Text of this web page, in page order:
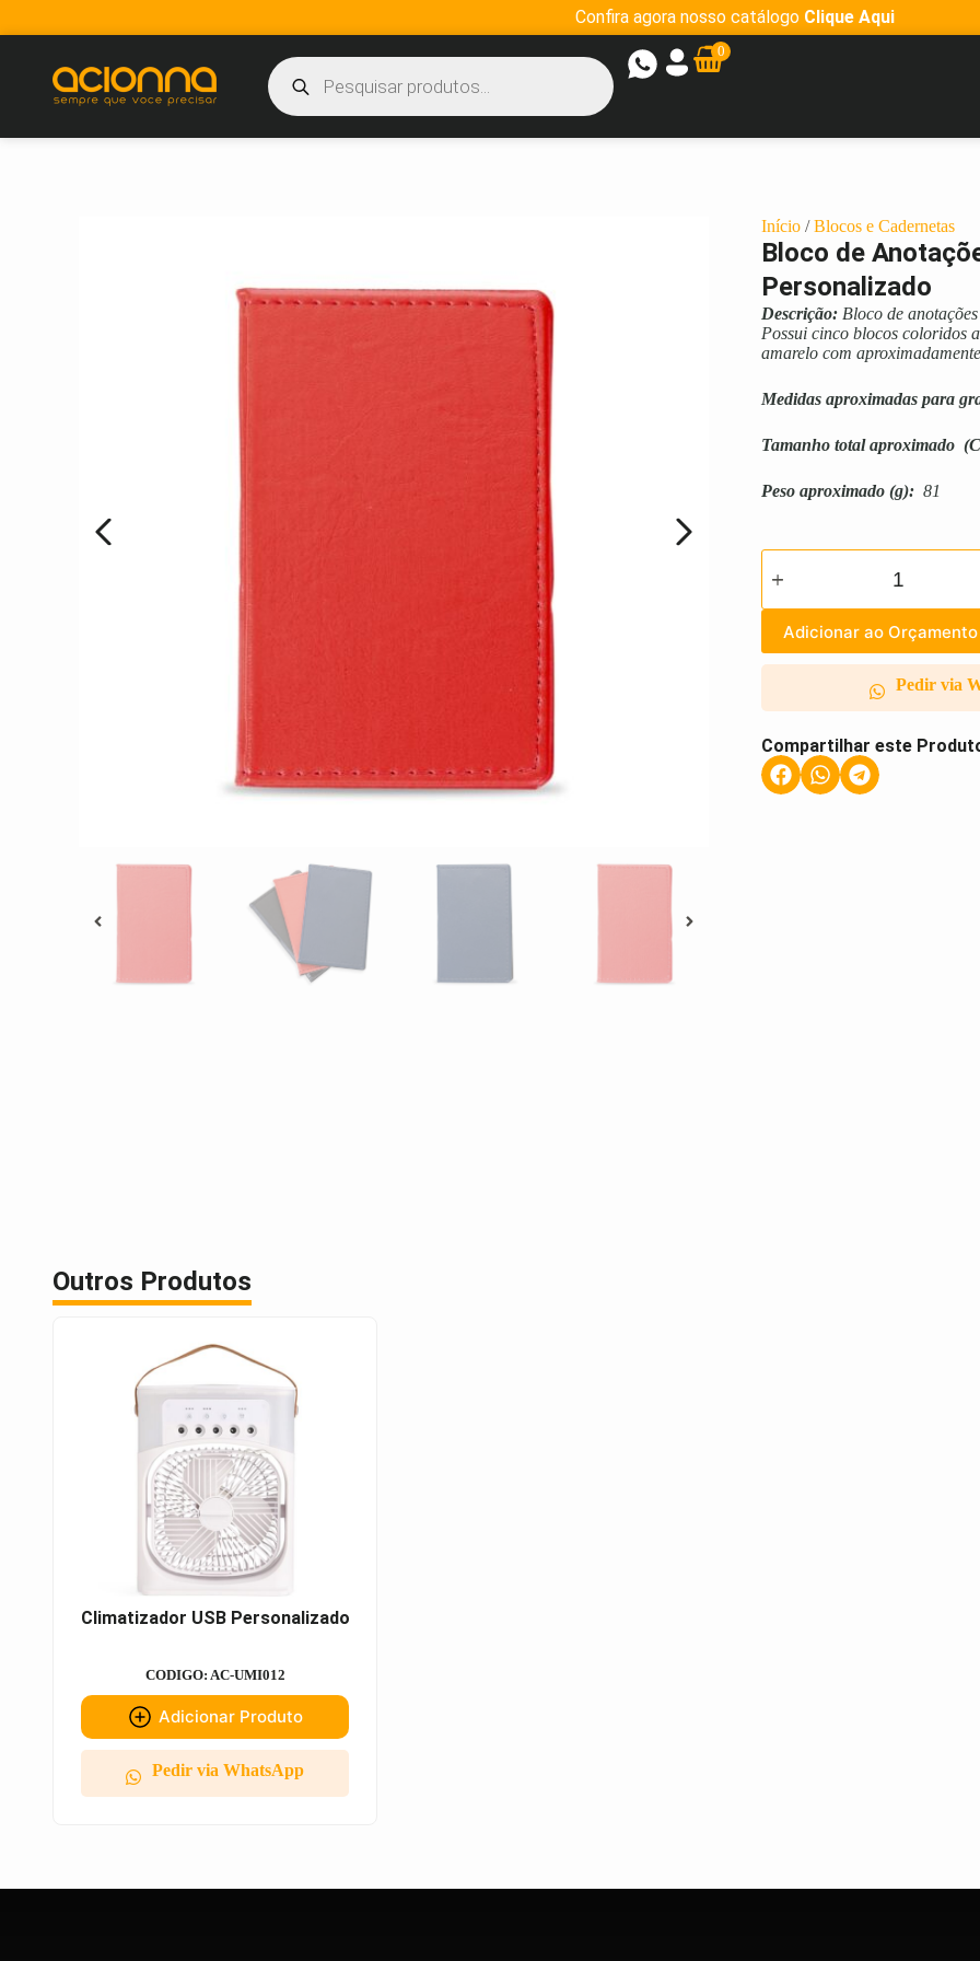
Confira agora nosso catálogo Clique Aqui
0
Início /Blocos e Cadernetas
Bloco de
Personalizado
Descrição: Bloco de
Possui cinco blocos coloridos
amarelo com
Medidas aproximadas para
Tamanho total aproximado
Peso aproximado (g): 81
Adicionar ao Orçamento
Pedir via
Compartilhar este
Outros Produtos
Climatizador USB Personalizado
CODIGO: AC-UMI012
Adicionar Produto
Pedir via WhatsApp